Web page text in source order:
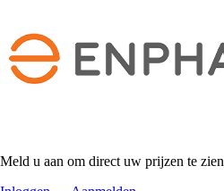
Meld u aan om direct uw prijzen te zien